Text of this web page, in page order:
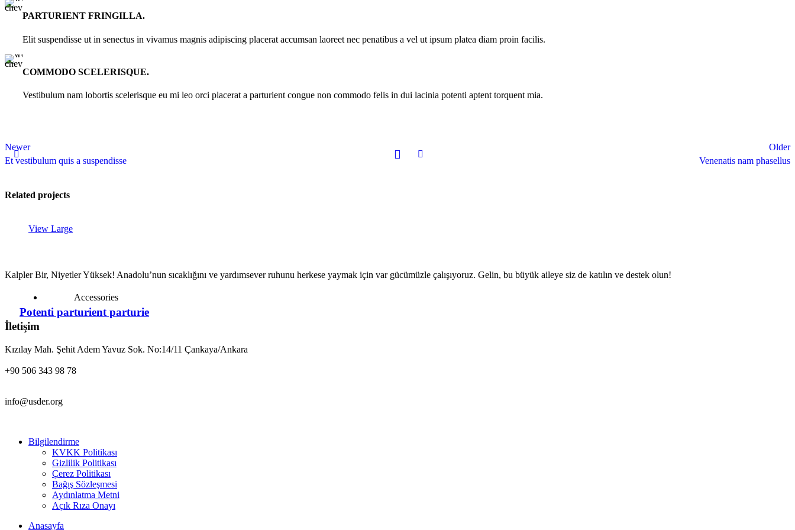
PARTURIENT FRINGILLA.
Elit suspendisse ut in senectus in vivamus magnis adipiscing placerat accumsan laoreet nec penatibus a vel ut ipsum platea diam proin facilis.
COMMODO SCELERISQUE.
Vestibulum nam lobortis scelerisque eu mi leo orci placerat a parturient congue non commodo felis in dui lacinia potenti aptent torquent mia.
Newer
Et vestibulum quis a suspendisse
Older
Venenatis nam phasellus
Related projects
View Large
Accessories
Potenti parturient parturie
Kalpler Bir, Niyetler Yüksek! Anadolu’nun sıcaklığını ve yardımsever ruhunu herkese yaymak için var gücümüzle çalışıyoruz. Gelin, bu büyük aileye siz de katılın ve destek olun!
İletişim
Kızılay Mah. Şehit Adem Yavuz Sok. No:14/11 Çankaya/Ankara
+90 506 343 98 78
info@usder.org
Bilgilendirme
KVKK Politikası
Gizlilik Politikası
Çerez Politikası
Bağış Sözleşmesi
Aydınlatma Metni
Açık Rıza Onayı
Anasayfa